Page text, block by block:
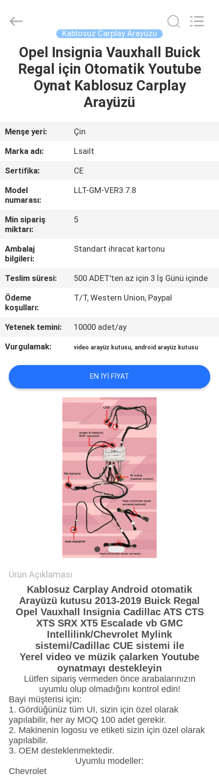
ÜRÜN:%
VİDEOLAR
FABRIKA
KALITE
KONTROL
BIZIMLE
ILETIŞIME
GEÇIN
HABERLER
VAKALAR
Electron
Co.,Ltd.
Reserved.
Kablosuz Carplay Arayüzü
Opel Insignia Vauxhall Buick
Regal için Otomatik Youtube
Oynat Kablosuz Carplay
Arayüzü
Menşe yeri:
Çin
Marka adı:
Lsailt
Sertifika:
CE
Model
numarası:
LLT-GM-VER3.7.8
Min sipariş
miktarı:
5
Ambalaj
bilgileri:
Standart ihracat kartonu
Teslim süresi:
500 ADET'ten az için 3 İş Günü içinde
Ödeme
koşulları:
T/T, Western Union, Paypal
Yetenek temini:
10000 adet/ay
Vurgulamak:
video arayüz kutusu, android arayüz kutusu
EN IYI FIYAT
Ürün Açıklaması
Kablosuz Carplay Android otomatik
Arayüzü kutusu 2013-2019 Buick Regal
Opel Vauxhall Insignia Cadillac ATS CTS
XTS SRX XT5 Escalade vb GMC
Intellilink/Chevrolet Mylink
sistemi/Cadillac CUE sistemi ile
Yerel video ve müzik çalarken Youtube
oynatmayı destekleyin
Lütfen sipariş vermeden önce arabalarınızın
uyumlu olup olmadığını kontrol edin!
Bayi müşterisi için:
1. Gördüğünüz tüm UI, sizin için özel olarak
yapılabilir, her ay MOQ 100 adet gerekir.
2. Makinenin logosu ve etiketi sizin için özel olarak
yapılabilir.
3. OEM desteklenmektedir.
Uyumlu modeller:
Chevrolet